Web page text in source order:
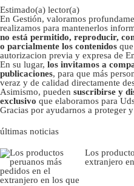
Estimado(a) lector(a)
En Gestión, valoramos
realizamos para mantenerlos
no está permitido, reproducir,
o parcialmente los contenidos
autorizacion previa y expresa de
En su lugar, los invitamos a
publicaciones, para que más
veraz y de calidad directamente
Asimismo, pueden suscribirse y
exclusivo que elaboramos para
Gracias por ayudarnos a proteger
últimas noticias
Los
extranjero